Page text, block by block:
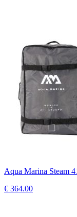
Aqua Marina Steam
€ 364.00